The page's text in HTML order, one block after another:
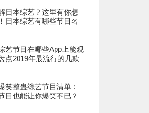
日本综艺？这里有你想
日本综艺有哪些节目名
艺节目在哪些App上能观
点2019年最流行的几款
笑整蛊综艺节目清单：
目也能让你爆笑不已？